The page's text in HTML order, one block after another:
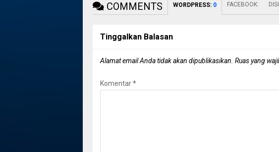
COMMENTS WORDPRESS: 0 FACEBOOK:
Tinggalkan Balasan
Alamat email Anda tidak akan dipublikasikan. Ruas yang
Komentar*